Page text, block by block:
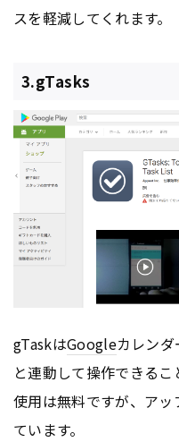
スを軽減してくれます。
3.gTasks
gTaskはGoogleカレン
と連動して操作できるこ
使用は無料ですが、ア
ています。